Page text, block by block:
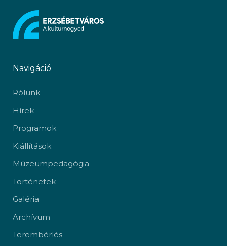
Navigáció
Rólunk
Hírek
Programok
Kiállítások
Múzeumpedagógia
Történetek
Galéria
Archívum
Terembérlés